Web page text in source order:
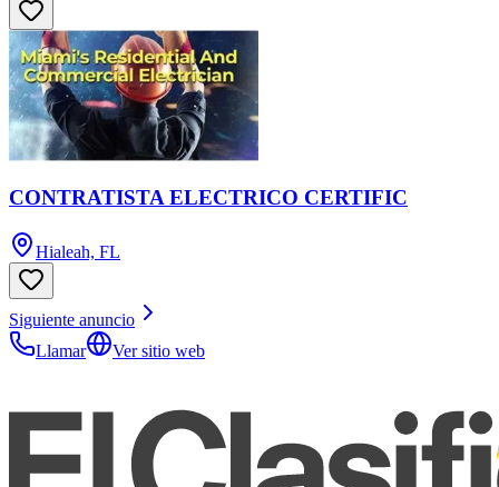
CONTRATISTA ELECTRICO CERTIFIC
Hialeah, FL
Siguiente anuncio
Llamar
Ver sitio web